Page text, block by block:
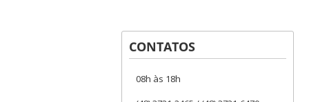
CONTATOS
08h às 18h